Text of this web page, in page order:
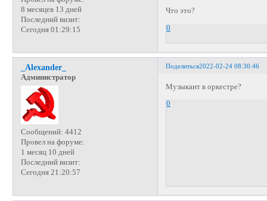
8 месяцев 13 дней
Последний визит:
Сегодня 01:29:15
Что это?
0
Поделиться2022-02-24 08:30:46
_Alexander_
Администратор
Сообщений: 4412
Провел на форуме:
1 месяц 10 дней
Последний визит:
Сегодня 21:20:57
Музыкант в оркестре?
0